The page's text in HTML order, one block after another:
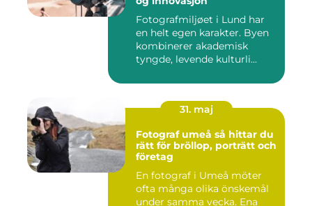
Fotografmiljøet i Lund har
en helt egen karakter. Byen
kombinerer akademisk
tyngde, levende kulturli...
31. maj
Fotograf umeå så hittar du
rätt för bröllop, porträtt och
företag
En fotograf i Umeå möter
ofta många olika önskemål
under samma vecka. Ena